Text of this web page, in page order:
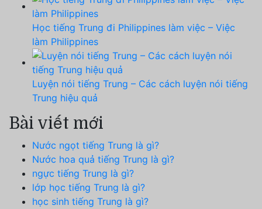
Học tiếng Trung đi Philippines làm việc – Việc
làm Philippines
Luyện nói tiếng Trung – Các cách luyện nói tiếng
Trung hiệu quả
Bài viết mới
Nước ngọt tiếng Trung là gì?
Nước hoa quả tiếng Trung là gì?
ngực tiếng Trung là gì?
lớp học tiếng Trung là gì?
học sinh tiếng Trung là gì?